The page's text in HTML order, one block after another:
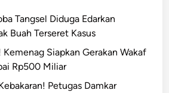
Tangsel Diduga Edarkan
Buah Terseret Kasus
Siapkan Gerakan Wakaf
Rp500 Miliar
Petugas Damkar